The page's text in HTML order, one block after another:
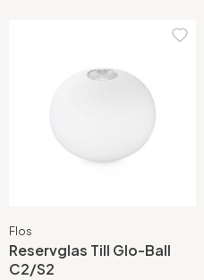
Flos
Reservglas Till Glo-Ball
C2/S2